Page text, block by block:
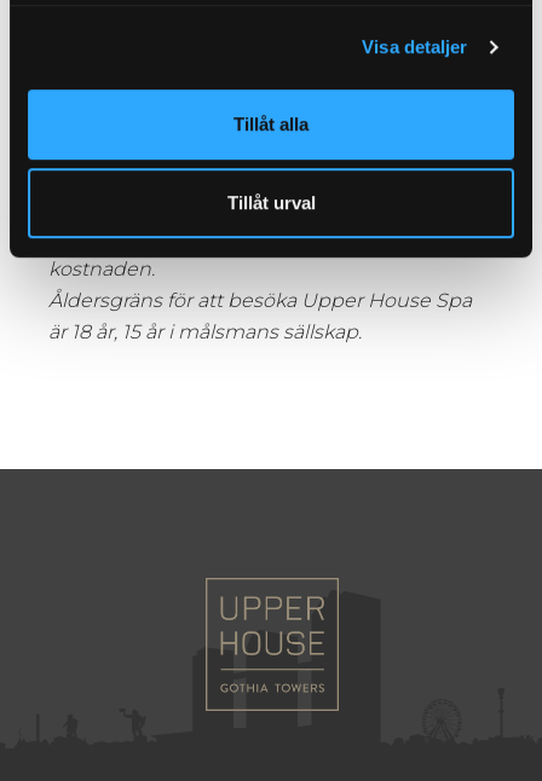
Visa detaljer
Tillåt alla
Tillåt urval
Eventuell avbokning av behandling, spaentré
och spapaket ska ske senast 24 timmar före
din bokade tid. I annat fall debiteras du hela
kostnaden.
Åldersgräns för att besöka Upper House Spa
är 18 år, 15 år i målsmans sällskap.